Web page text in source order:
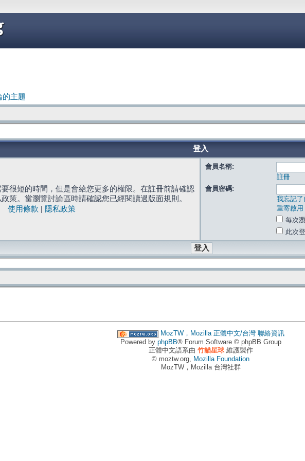
的主題
登入
很短的時間，但是會給您更多的權限。在註冊前請確認
策。當瀏覽討論區時請確認您已經閱讀過版面規則。
使用條款
隱私政策
會員名稱:
註冊
會員密碼:
我忘記
重寄啟用
每次
此次
MozTW，Mozilla 正體中文/台灣 聯絡資訊
Powered by phpBB® Forum Software © phpBB Group
正體中文語系由 竹貓星球維護製作
© moztw.org, Mozilla Foundation
MozTW，Mozilla 台灣社群